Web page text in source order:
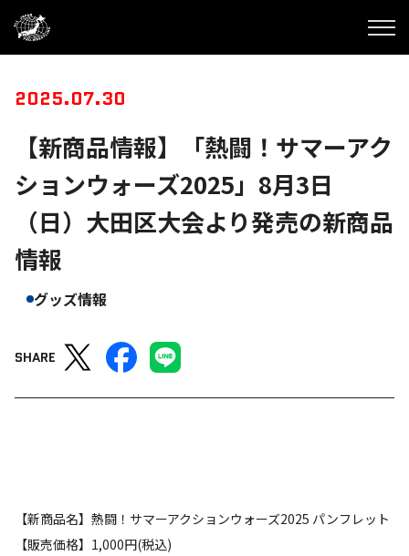
2025.07.30
【新商品情報】「熱闘！サマーアク
ションウォーズ2025」8月3日
（日）大田区大会より発売の新商品
情報
グッズ情報
SHARE
【新商品名】熱闘！サマーアクションウォーズ2025 パンフレット
【販売価格】1,000円(税込)